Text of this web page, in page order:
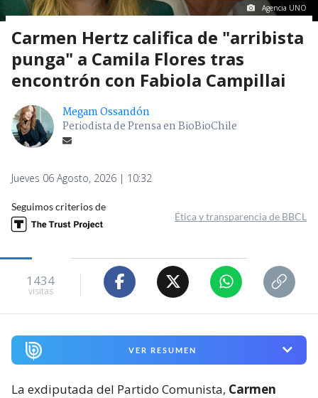
Agencia UNO
Carmen Hertz califica de "arribista
punga" a Camila Flores tras
encontrón con Fabiola Campillai
Megam Ossandón
Periodista de Prensa en BioBioChile
Jueves 06 Agosto, 2026 | 10:32
Seguimos criterios de
Ética y transparencia de BBCL
1434
visitas
VER RESUMEN
La exdiputada del Partido Comunista, Carmen